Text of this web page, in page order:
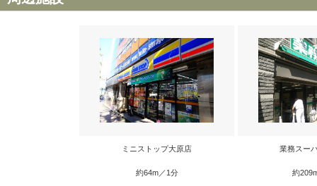
ミニストップ大原店
約64m／1分
業務スー
約